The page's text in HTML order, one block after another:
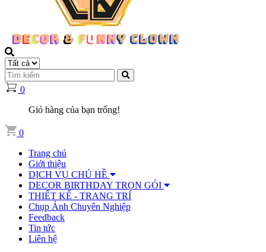
0
Giỏ hàng của bạn trống!
0
Trang chủ
Giới thiệu
DỊCH VỤ CHÚ HỀ
DECOR BIRTHDAY TRỌN GÓI
THIẾT KẾ - TRANG TRÍ
Chụp Ảnh Chuyên Nghiệp
Feedback
Tin tức
Liên hệ